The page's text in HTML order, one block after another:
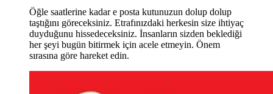
Öğle saatlerine kadar e posta kutunuzun dolup dolup
taştığını göreceksiniz. Etrafınızdaki herkesin size ihtiyaç
duyduğunu hissedeceksiniz. İnsanların sizden beklediği
her şeyi bugün bitirmek için acele etmeyin. Önem
sırasına göre hareket edin.